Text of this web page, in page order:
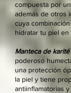
compuesta por
además de otros
cuya
hidratar tu piel en
Manteca de karité
poderoso
una protección
la piel y tiene
antiinflamatorias y